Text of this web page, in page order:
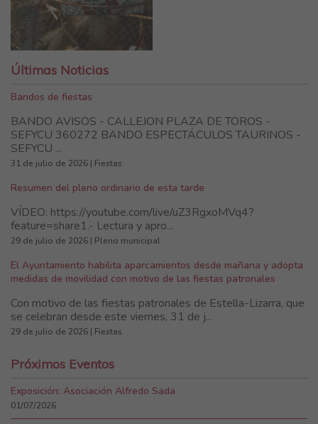
Últimas Noticias
Bandos de fiestas
BANDO AVISOS - CALLEJON PLAZA DE TOROS -
SEFYCU 360272 BANDO ESPECTÁCULOS TAURINOS -
SEFYCU ...
31 de julio de 2026 | Fiestas
Resumen del pleno ordinario de esta tarde
VÍDEO: https://youtube.com/live/uZ3RgxoMVq4?
feature=share1.- Lectura y apro...
29 de julio de 2026 | Pleno municipal
El Ayuntamiento habilita aparcamientos desde mañana y adopta
medidas de movilidad con motivo de las fiestas patronales
Con motivo de las fiestas patronales de Estella-Lizarra, que
se celebran desde este viernes, 31 de j...
29 de julio de 2026 | Fiestas
Próximos Eventos
Exposición: Asociación Alfredo Sada
01/07/2026